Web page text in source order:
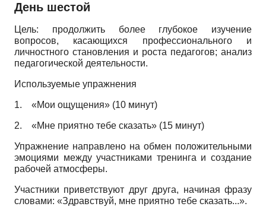
День шестой
Цель: продолжить более глубокое изучение
вопросов, касающихся профессионального и
личностного становления и роста педагогов; анализ
педагогической деятельности.
Используемые упражнения
1. «Мои ощущения» (10 минут)
2. «Мне приятно тебе сказать» (15 минут)
Упражнение направлено на обмен положительными
эмоциями между участниками тренинга и создание
рабочей атмосферы.
Участники приветствуют друг друга, начиная фразу
словами: «Здравствуй, мне приятно тебе сказать...».